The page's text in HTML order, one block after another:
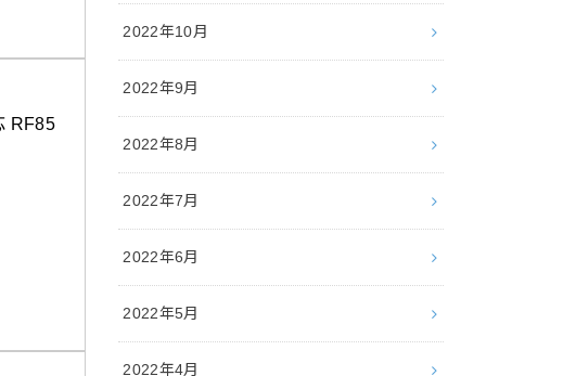
RF85
2022年10月
2022年9月
2022年8月
2022年7月
2022年6月
2022年5月
2022年4月